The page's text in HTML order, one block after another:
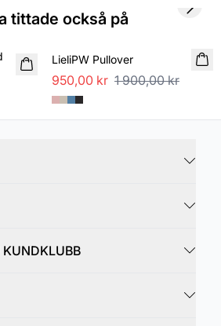
tittade också på
SALE
LieliPW Pullover
950,00 kr 1 900,00 kr
Next
KUNDKLUBB